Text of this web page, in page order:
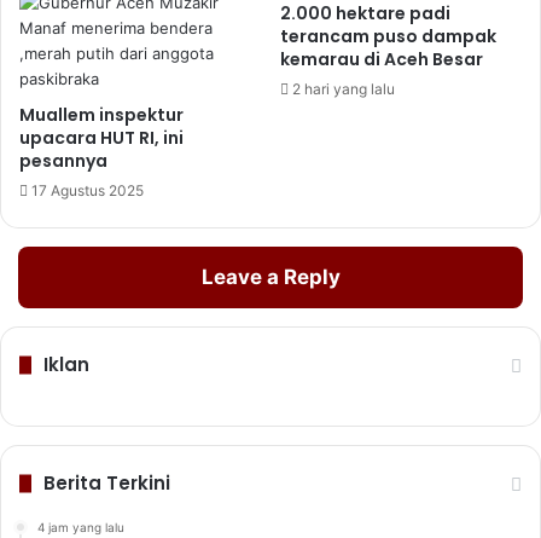
Muallem inspektur
upacara HUT RI, ini
pesannya
17 Agustus 2025
2.000 hektare padi
terancam puso dampak
kemarau di Aceh Besar
2 hari yang lalu
Leave a Reply
Iklan
Berita Terkini
4 jam yang lalu